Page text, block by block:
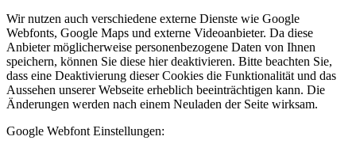
Wir nutzen auch verschiedene externe Dienste wie Google
Webfonts, Google Maps und externe Videoanbieter. Da diese
Anbieter möglicherweise personenbezogene Daten von Ihnen
speichern, können Sie diese hier deaktivieren. Bitte beachten Sie,
dass eine Deaktivierung dieser Cookies die Funktionalität und das
Aussehen unserer Webseite erheblich beeinträchtigen kann. Die
Änderungen werden nach einem Neuladen der Seite wirksam.
Google Webfont Einstellungen: